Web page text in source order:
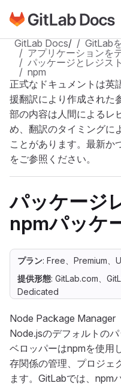
メインコンテンツにスキッ
GitLabドキュメントのホ
GitLab Docs/ GitLab
アプリケーションを
パッケージとレジス
npm
正式なドキュメントは英
援翻訳により作成された
部の内容は人間によるレ
め、翻訳のタイミングに
ことがあります。最新か
をご参照ください。
パッケージ
npmパッケ
プラン: Free、Premium、
提供形態: GitLab.com、
Dedicated
Node Package Manager
Node.jsのデフォルトの
ベロッパーはnpmを使用
存関係の管理、プロジェ
ます。GitLabでは、npm